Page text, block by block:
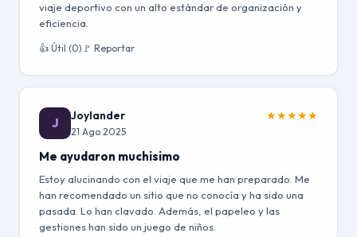
viaje deportivo con un alto estándar de organización y
eficiencia.
👍 Útil (0) 🚩 Reportar
J Joylander
21 Ago 2025
★★★★★
Me ayudaron muchisimo
Estoy alucinando con el viaje que me han preparado. Me
han recomendado un sitio que no conocía y ha sido una
pasada. Lo han clavado. Además, el papeleo y las
gestiones han sido un juego de niños.